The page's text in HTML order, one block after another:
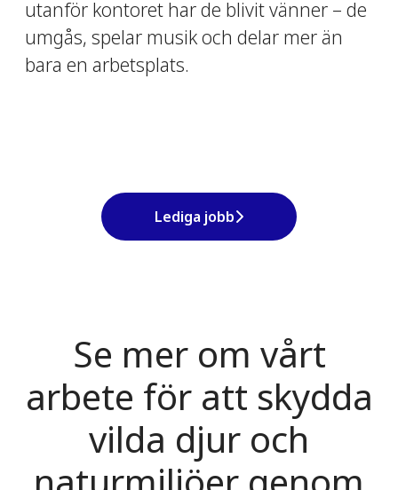
utanför kontoret har de blivit vänner – de
umgås, spelar musik och delar mer än
bara en arbetsplats.
Lediga jobb
Se mer om vårt
arbete för att skydda
vilda djur och